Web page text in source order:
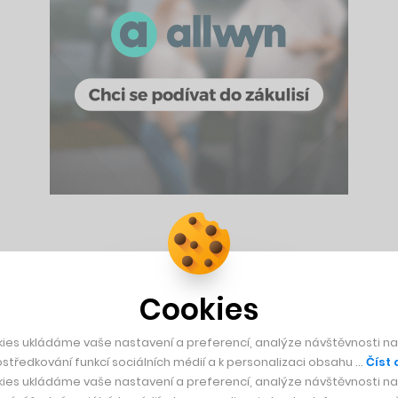
svém. Přidali i pivo
pouze jednotlivé reklamy, které se týkají
Cookies
ukládáme vaše nastavení a preferencí, analýze návštěvnosti
funkcí sociálních médií a k personalizaci obsahu … Číst
ukládáme vaše nastavení a preferencí, analýze návštěvnosti